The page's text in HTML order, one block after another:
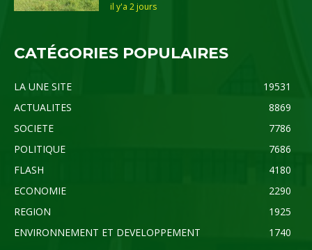
il y'a 2 jours
CATÉGORIES POPULAIRES
LA UNE SITE
19531
ACTUALITES
8869
SOCIETE
7786
POLITIQUE
7686
FLASH
4180
ECONOMIE
2290
REGION
1925
ENVIRONNEMENT ET DEVELOPPEMENT
1740